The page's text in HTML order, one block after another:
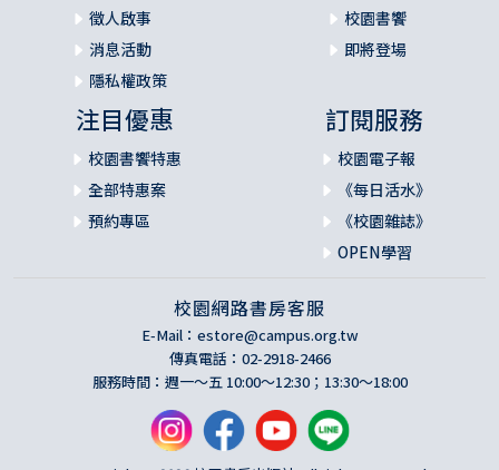
徵人啟事
消息活動
隱私權政策
校園書饗
即將登場
注目優惠
校園書饗特惠
全部特惠案
預約專區
訂閱服務
校園電子報
《每日活水》
《校園雜誌》
OPEN學習
校園網路書房客服
E-Mail： estore@campus.org.tw
傳真電話：02-2918-2466
服務時間：週一～五 10:00～12:30；13:30～18:00